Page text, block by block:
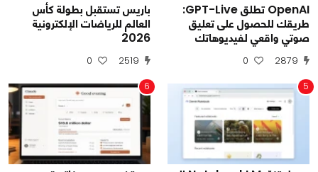
OpenAI تطلق GPT-Live:
طريقك للحصول على تعليق
صوتي واقعي لفيديوهاتك
2879
0
باريس تستقبل بطولة كأس
العالم للرياضات الإلكترونية
2026
2519
0
5
6